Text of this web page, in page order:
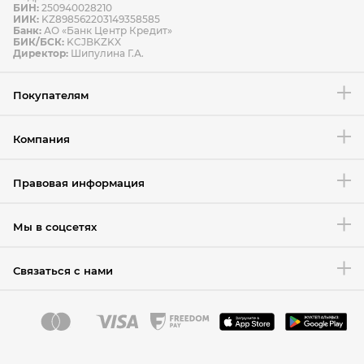
Условия возврата товара
БИН: 250940028210
ИИК: KZ898562203149358585
Банк: АО «Банк Центр Кредит»
БИК/БСК: KCJBKZKX
Директор: Шипулина Г.А.
Покупателям
Компания
Правовая информация
Мы в соцсетях
Связаться с нами